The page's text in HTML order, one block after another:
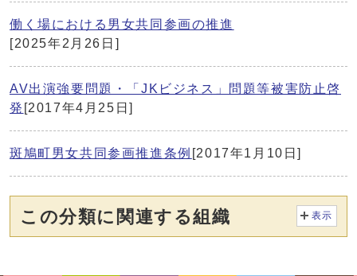
働く場における男女共同参画の推進
[2025年2月26日]
AV出演強要問題・「JKビジネス」問題等被害防止啓
発 [2017年4月25日]
斑鳩町男女共同参画推進条例 [2017年1月10日]
この分類に関連する組織 表示